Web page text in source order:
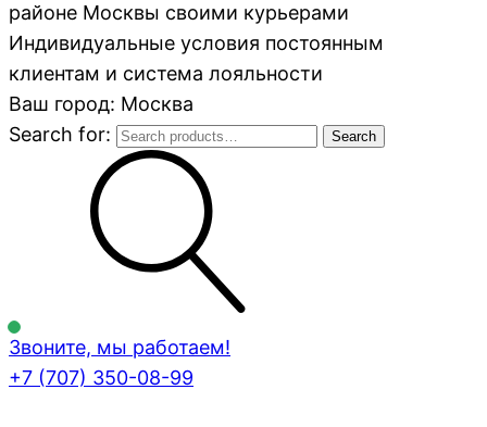
районе Москвы своими курьерами
Индивидуальные условия постоянным
клиентам и система лояльности
Ваш город: Москва
Search for:
Search
Звоните, мы работаем!
+7 (707) 350-08-99